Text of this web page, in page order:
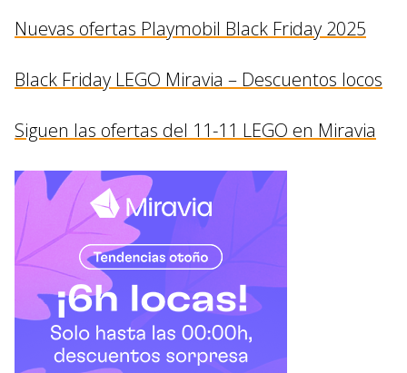
Nuevas ofertas Playmobil Black Friday 2025
Black Friday LEGO Miravia – Descuentos locos
Siguen las ofertas del 11-11 LEGO en Miravia